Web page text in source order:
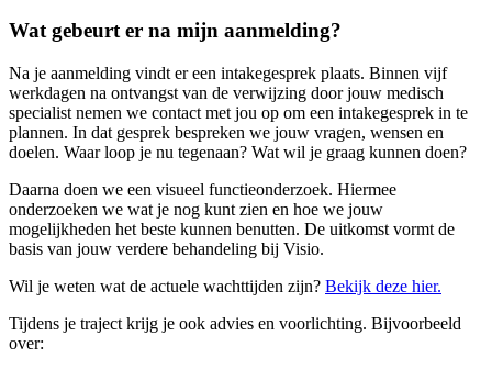
Wat gebeurt er na mijn aanmelding?
Na je aanmelding vindt er een intakegesprek plaats. Binnen vijf
werkdagen na ontvangst van de verwijzing door jouw medisch
specialist nemen we contact met jou op om een intakegesprek in te
plannen. In dat gesprek bespreken we jouw vragen, wensen en
doelen. Waar loop je nu tegenaan? Wat wil je graag kunnen doen?
Daarna doen we een visueel functieonderzoek. Hiermee
onderzoeken we wat je nog kunt zien en hoe we jouw
mogelijkheden het beste kunnen benutten. De uitkomst vormt de
basis van jouw verdere behandeling bij Visio.
Wil je weten wat de actuele wachttijden zijn? Bekijk deze hier.
Tijdens je traject krijg je ook advies en voorlichting. Bijvoorbeeld
over: